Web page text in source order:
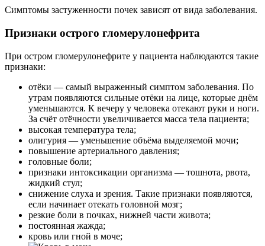
Симптомы застуженности почек зависят от вида заболевания.
Признаки острого гломерулонефрита
При остром гломерулонефрите у пациента наблюдаются такие
признаки:
отёки — самый выраженный симптом заболевания. По
утрам появляются сильные отёки на лице, которые днём
уменьшаются. К вечеру у человека отекают руки и ноги.
За счёт отёчности увеличивается масса тела пациента;
высокая температура тела;
олигурия — уменьшение объёма выделяемой мочи;
повышение артериального давления;
головные боли;
признаки интоксикации организма — тошнота, рвота,
жидкий стул;
снижение слуха и зрения. Такие признаки появляются,
если начинает отекать головной мозг;
резкие боли в почках, нижней части живота;
постоянная жажда;
кровь или гной в моче;